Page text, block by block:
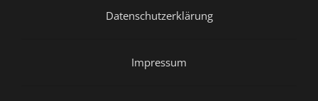
Datenschutzerklärung
Impressum